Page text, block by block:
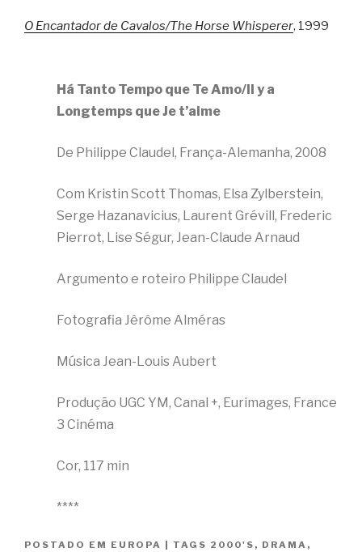
O Encantador de Cavalos/The Horse Whisperer, 1999
Há Tanto Tempo que Te Amo/Il y a
Longtemps que Je t’aime
De Philippe Claudel, França-Alemanha, 2008
Com Kristin Scott Thomas, Elsa Zylberstein,
Serge Hazanavicius, Laurent Grévill, Frederic
Pierrot, Lise Ségur, Jean-Claude Arnaud
Argumento e roteiro Philippe Claudel
Fotografia Jêrôme Alméras
Música Jean-Louis Aubert
Produção UGC YM, Canal +, Eurimages, France
3 Cinéma
Cor, 117 min
****
POSTADO EM EUROPA | TAGS 2000'S , DRAMA ,